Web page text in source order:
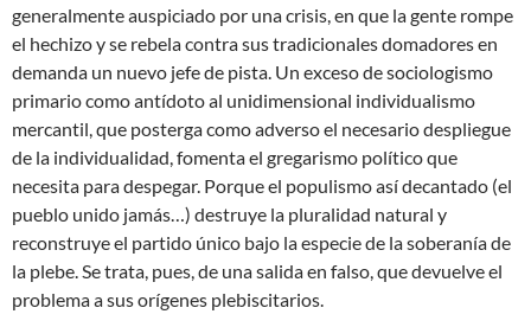
generalmente auspiciado por una crisis, en que la gente rompe
el hechizo y se rebela contra sus tradicionales domadores en
demanda un nuevo jefe de pista. Un exceso de sociologismo
primario como antídoto al unidimensional individualismo
mercantil, que posterga como adverso el necesario despliegue
de la individualidad, fomenta el gregarismo político que
necesita para despegar. Porque el populismo así decantado (el
pueblo unido jamás…) destruye la pluralidad natural y
reconstruye el partido único bajo la especie de la soberanía de
la plebe. Se trata, pues, de una salida en falso, que devuelve el
problema a sus orígenes plebiscitarios.